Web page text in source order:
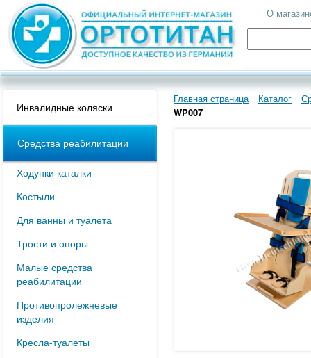
О
Инвалидные коляски
Средства реабилитации
Ходунки каталки
Костыли
Для ванны и туалета
Трости и опоры
Малые средства
реабилитации
Противопролежневые
изделия
Кресла-туалеты
Главная страница Каталог
WP007